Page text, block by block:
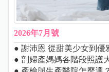
2026年7月號
● 謝沛恩 從甜美少女到優
● 剖婦產媽媽各階段照護